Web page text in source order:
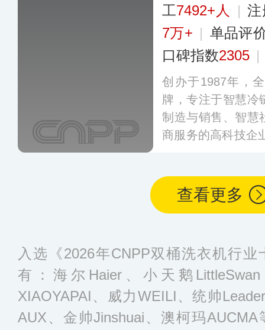
工7492+人 | 注
7万+ | 单品评
口碑指数2305 |
创办于1987年，
牌，专注于智慧冷
制造与销售、智慧
商服务的高科技企
善的服务而远销
国际市场。更多
查看更多
入选《2026年CNPP双桶洗衣机行
有：海尔Haier、小天鹅
XIAOYAPAI、威力WEILI、统帅
AUX、金帅Jinshuai、澳柯玛